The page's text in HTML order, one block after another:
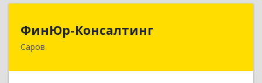
ФинЮр-Консалтинг
Саров